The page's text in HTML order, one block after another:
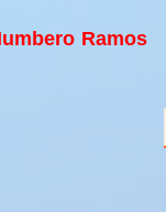
Ramos